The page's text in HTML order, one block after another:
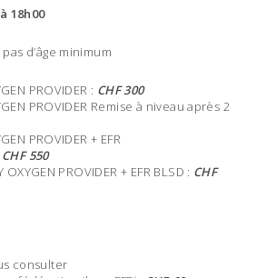
18h00
pas d’âge minimum
PROVIDER : CHF 300
PROVIDER Remise à niveau après 2
PROVIDER + EFR
CHF 550
OXYGEN PROVIDER + EFR BLSD : CHF
consulter